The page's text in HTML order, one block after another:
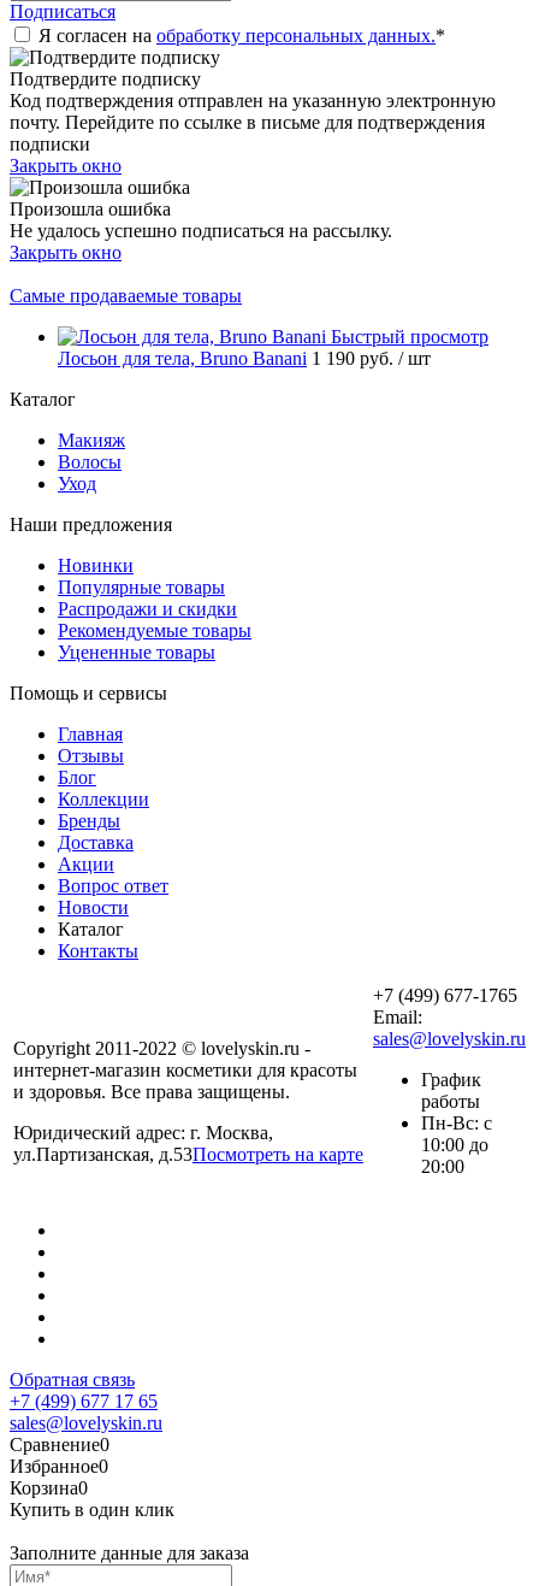
Подписаться
Я согласен на обработку персональных данных.*
Подтвердите подписку
Код подтверждения отправлен на указанную электронную
почту. Перейдите по ссылке в письме для подтверждения
подписки
Закрыть окно
Произошла ошибка
Не удалось успешно подписаться на рассылку.
Закрыть окно
Самые продаваемые товары
Быстрый просмотр
Лосьон для тела, Bruno Banani 1 190 руб. / шт
Каталог
Макияж
Волосы
Уход
Наши предложения
Новинки
Популярные товары
Распродажи и скидки
Рекомендуемые товары
Уцененные товары
Помощь и сервисы
Главная
Отзывы
Блог
Коллекции
Бренды
Доставка
Акции
Вопрос ответ
Новости
Каталог
Контакты
Copyright 2011-2022 © lovelyskin.ru -
интернет-магазин косметики для красоты
и здоровья. Все права защищены.
Юридический адрес: г. Москва,
ул.Партизанская, д.53Посмотреть на карте
+7 (499) 677-1765
Email:
sales@lovelyskin.ru
График
работы
Пн-Вс: с
10:00 до
20:00
Обратная связь
+7 (499) 677 17 65
sales@lovelyskin.ru
Сравнение0
Избранное0
Корзина0
Купить в один клик
Заполните данные для заказа